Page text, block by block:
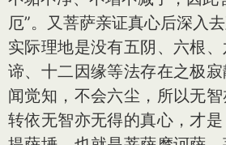
厄”。又菩萨亲证真心后深入
实际理地是没有五阴、六根
谛、十二因缘等法存在之极
闻觉知，不会六尘，所以无
转依无智亦无得的真心，才